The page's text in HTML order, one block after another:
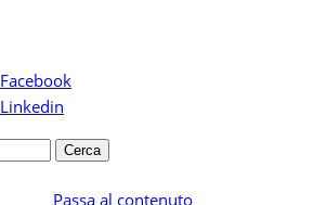
Facebook
Linkedin
Passa al contenuto